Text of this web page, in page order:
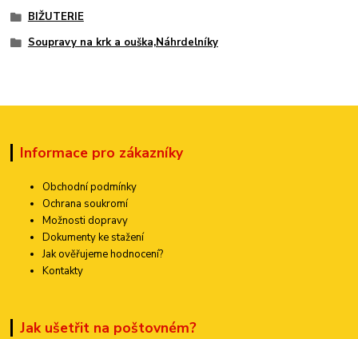
BIŽUTERIE
Soupravy na krk a ouška,Náhrdelníky
Informace pro zákazníky
Obchodní podmínky
Ochrana soukromí
Možnosti dopravy
Dokumenty ke stažení
Jak ověřujeme hodnocení?
Kontakty
Jak ušetřit na poštovném?